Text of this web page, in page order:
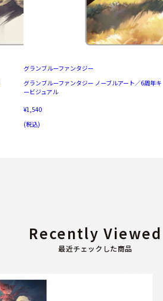
グランブルーファンタジー
グランブルーファンタジー ノーブルアート／6周年キ
ービジュアル
¥1,540
(税込)
最近チェックした商品
Recently Viewed